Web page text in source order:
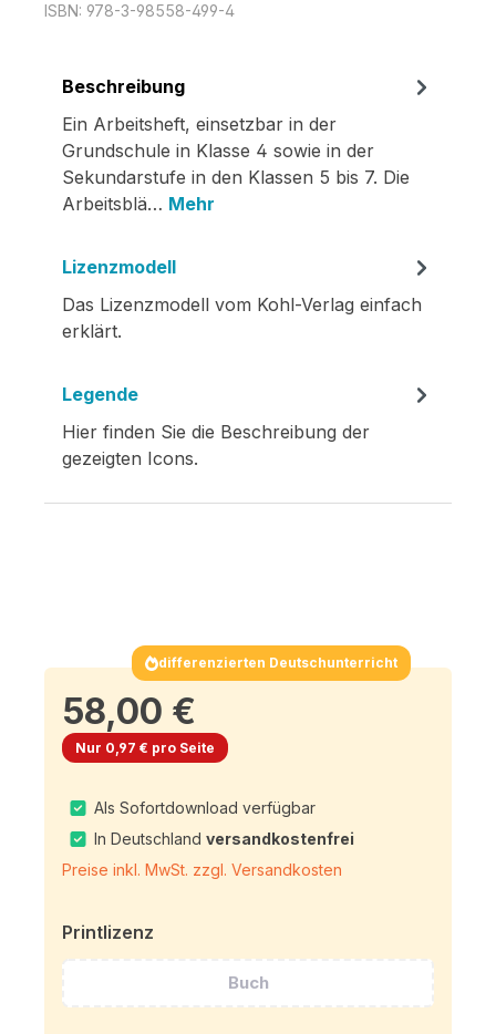
ISBN: 978-3-98558-499-4
Beschreibung
Ein Arbeitsheft, einsetzbar in der
Grundschule in Klasse 4 sowie in der
Sekundarstufe in den Klassen 5 bis 7. Die
Arbeitsblä… Mehr
Lizenzmodell
Das Lizenzmodell vom Kohl-Verlag einfach
erklärt.
Legende
Hier finden Sie die Beschreibung der
gezeigten Icons.
differenzierten Deutschunterricht
58,00 €
Nur 0,97 € pro Seite
Als Sofortdownload verfügbar
In Deutschlandversandkostenfrei
Preise inkl. MwSt. zzgl. Versandkosten
Printlizenz
Buch